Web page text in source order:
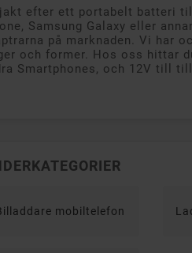
efter ett portabelt batteri
Samsung Galaxy eller
på marknaden. Vi har
och former. Hos oss hittar
Smartphones, och 12V till
mobiltelefon